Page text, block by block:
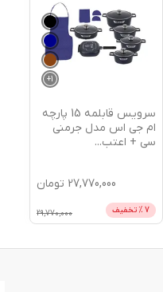
1
+
سرویس قابلمه 15 پارچه
ام جی اس مدل جرمنی
سی + اعتب...
27,770,000 تومان
7 % تخفیف 29,770,000